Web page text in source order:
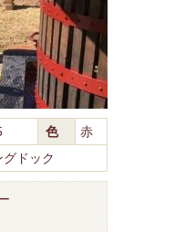
色
赤
グドック